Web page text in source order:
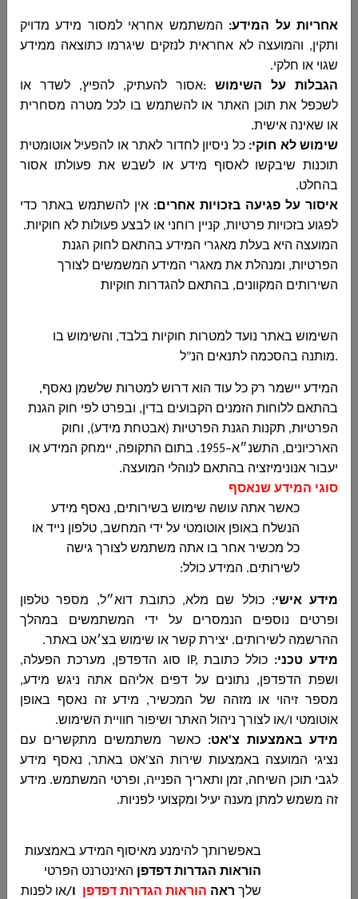
מכרז פומבי 7-2026 מכרז לאספקת שירותי פיקוח
צמוד באתר פיתוח שכונה 16049
مجلس دير الاسد المحلي
מכרז פומבי 7-2026 מכרז לאספקת שירותי פיקוח
צמוד באתר פיתוח שכונה 16049...
מכרז פומבי 6-2026 לאספקת שירותי פיקוח צמוד
באתר 8 גני ילדים
مجلس دير الاسد المحلي
מכרז פומבי 6-2026 לאספקת שירותי פיקוח צמוד
מכרז 03-2026 לביצוע השלמת עבודות ואישורים
מגרש כדור רגל דיר אל אסד
مجلس دير الاسد المحلي
מכרז 03-2026 לביצוע השלמת עבודות ואישורים
מגרש כדור רגל דיר אל אסד...
מכרז 05-2026 להנגשת תחנות אוטובוס בתחומה
המוניציפלי של המועצה
مجلس دير الاسد المحلي
מכרז 05-2026 להנגשת תחנות אוטובוס בתחומה
המוניציפלי של המועצה ...
פרסום שני חוזר - מכרז מחזור 15-2025
مجلس دير الاسد المحلي
פרסום שני חוזר - מכרז מחזור 15-2025...
مجلس دير الاسد المحلي
לביצוע עבודות קבלניות המשך קוו ניקוז רחוב
אחריות על המידע: המשתמש אחראי למסור מידע מדויק
ותקין, והמועצה לא אחראית לנזקים שיגרמו כתוצאה ממידע
שגוי או חלקי.
הגבלות על השימוש :אסור להעתיק, להפיץ, לשדר או
לשכפל את תוכן האתר או להשתמש בו לכל מטרה מסחרית
או שאינה אישית.
שימוש לא חוקי: כל ניסיון לחדור לאתר או להפעיל אוטומטית
תוכנות שיבקשו לאסוף מידע או לשבש את פעולתו אסור
בהחלט.
איסור על פגיעה בזכויות אחרים: אין להשתמש באתר כדי
לפגוע בזכויות פרטיות, קניין רוחני או לבצע פעולות לא חוקיות.
המועצה היא בעלת מאגרי המידע בהתאם לחוק הגנת
הפרטיות, ומנהלת את מאגרי המידע המשמשים לצורך
השירותים המקוונים, בהתאם להגדרות חוקיות
השימוש באתר נועד למטרות חוקיות בלבד, והשימוש בו
מותנה בהסכמה לתנאים הנ"ל.
המידע יישמר רק כל עוד הוא דרוש למטרות שלשמן נאסף,
בהתאם ללוחות הזמנים הקבועים בדין, ובפרט לפי חוק הגנת
הפרטיות, תקנות הגנת הפרטיות (אבטחת מידע), וחוק
הארכיונים, התשנ״א–1955. בתום התקופה, יימחק המידע או
יעבור אנונימיזציה בהתאם לנוהלי המועצה.
סוגי המידע שנאסף
כאשר אתה עושה שימוש בשירותים, נאסף מידע
הנשלח באופן אוטומטי על ידי המחשב, טלפון נייד או
כל מכשיר אחר בו אתה משתמש לצורך גישה
לשירותים. המידע כולל:
מידע אישי: כולל שם מלא, כתובת דוא״ל, מספר טלפון
ופרטים נוספים
הנמסרים על ידי המשתמשים במהלך
ההרשמה לשירותים. יצירת קשר או שימוש בצ׳אט באתר.
מידע טכני: כולל כתובתIP, סוג הדפדפן, מערכת הפעלה,
ושפת הדפדפן, נתונים על דפים אליהם אתה ניגש מידע,
מספר זיהוי או מזהה של המכשיר, מידע זה נאסף באופן
אוטומטי ו/או לצורך ניהול האתר ושיפור חוויית השימוש.
מידע באמצעות צ'אט: כאשר משתמשים מתקשרים עם
נציגי המועצה באמצעות שירות הצ'אט באתר, נאסף מידע
לגבי תוכן השיחה, זמן ותאריך הפנייה, ופרטי המשתמש. מידע
זה משמש למתן מענה יעיל ומקצועי לפניות.
באפשרותך להימנע מאיסוף המידע באמצעות
הוראות הגדרות דפדפן
האינטרנט הפרטי
שלך ראה הוראות הגדרות דפדפן ו/או לפנות